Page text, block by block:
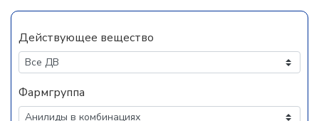
Действующее вещество
Фармгруппа